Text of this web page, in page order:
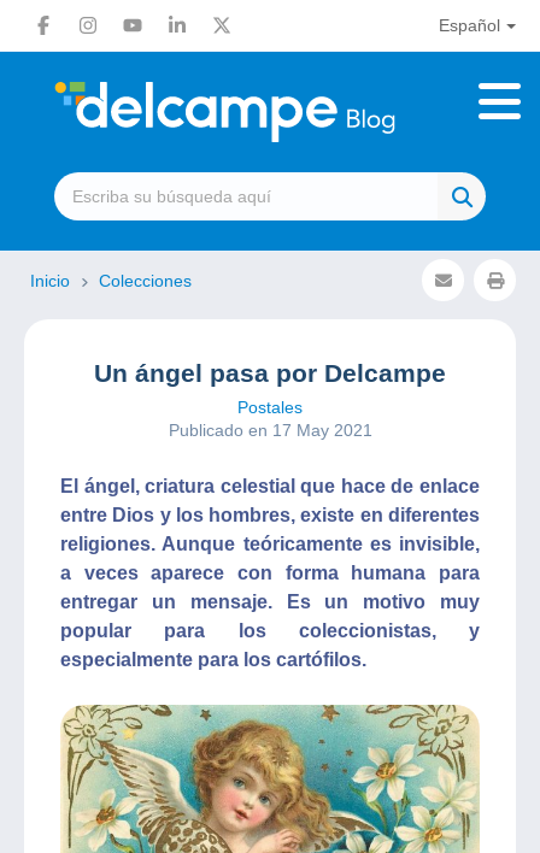
Español
Inicio Colecciones
Un ángel pasa por Delcampe
Postales
Publicado en 17 May 2021
El ángel, criatura celestial que hace de enlace
entre Dios y los hombres, existe en diferentes
religiones. Aunque teóricamente es invisible,
a veces aparece con forma humana para
entregar un mensaje. Es un motivo muy
popular para los coleccionistas, y
especialmente para los cartófilos.